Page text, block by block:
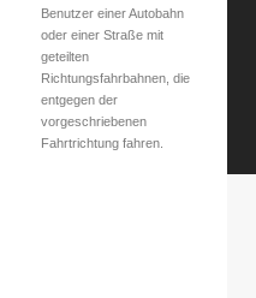
Benutzer einer Autobahn
oder einer Straße mit
geteilten
Richtungsfahrbahnen, die
entgegen der
vorgeschriebenen
Fahrtrichtung fahren.